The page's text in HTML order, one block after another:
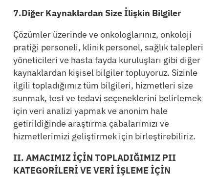
7.Diğer Kaynaklardan Size İlişkin Bilgiler
Çözümler üzerinde ve onkologlarınız, onkoloji
pratiği personeli, klinik personel, sağlık talepleri
yöneticileri ve hasta fayda kuruluşları gibi diğer
kaynaklardan kişisel bilgiler topluyoruz. Sizinle
ilgili topladığımız tüm bilgileri, hizmetleri size
sunmak, test ve tedavi seçeneklerini belirlemek
için veri analizi yapmak ve anonim hale
getirildiğinde araştırma çabalarımızı ve
hizmetlerimizi geliştirmek için birleştirebiliriz.
II. AMACIMIZ İÇİN TOPLADIĞIMIZ PII
KATEGORİLERİ VE VERİ İŞLEME İÇİN